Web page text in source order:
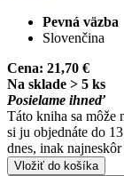
Pevná väzba
Slovenčina
Cena: 21,70 €
Na sklade > 5 ks
Posielame ihneď
Táto kniha sa
si ju objednáte do
dnes, inak
Vložiť do košíka